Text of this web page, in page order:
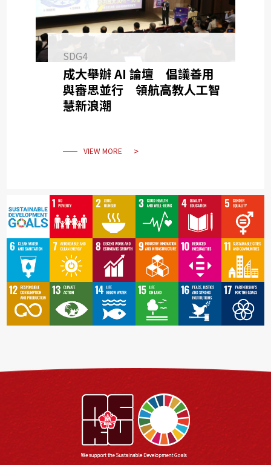
SDG4
成大舉辦 AI 論壇 倡議善用
與審思並行 領航高教人工智
慧新浪潮
VIEW MORE